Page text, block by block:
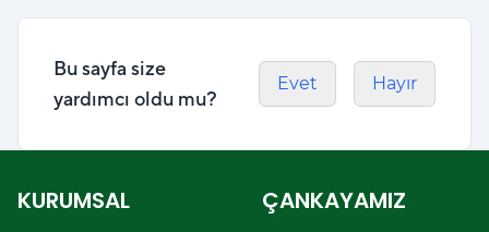
Bu sayfa size
yardımcı oldu mu?
Evet Hayır
KURUMSAL ÇANKAYAMIZ